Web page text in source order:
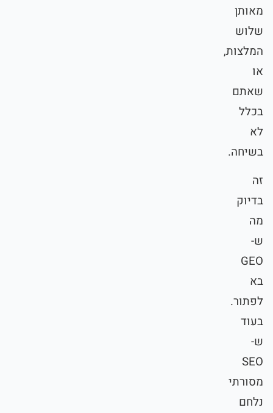
מאותן
שלוש
המלצות,
או
שאתם
בכלל
לא
בשיחה.
זה
בדיוק
מה
ש-
GEO
בא
לפתור.
בעוד
ש-
SEO
מסורתי
נלחם